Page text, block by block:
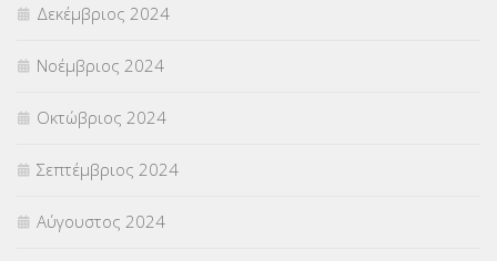
Δεκέμβριος 2024
Νοέμβριος 2024
Οκτώβριος 2024
Σεπτέμβριος 2024
Αύγουστος 2024